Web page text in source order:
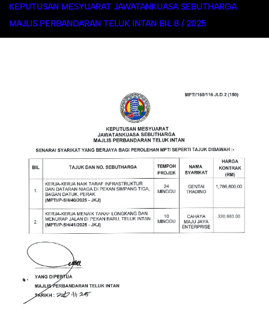
KEPUTUSAN MESYUARAT JAWATANKUASA SEBUTHARGA
MAJLIS PERBANDARAN TELUK INTAN BIL 8 / 2025